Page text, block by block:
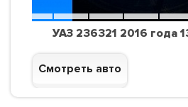
УАЗ 236321 2016 года
Смотреть авто